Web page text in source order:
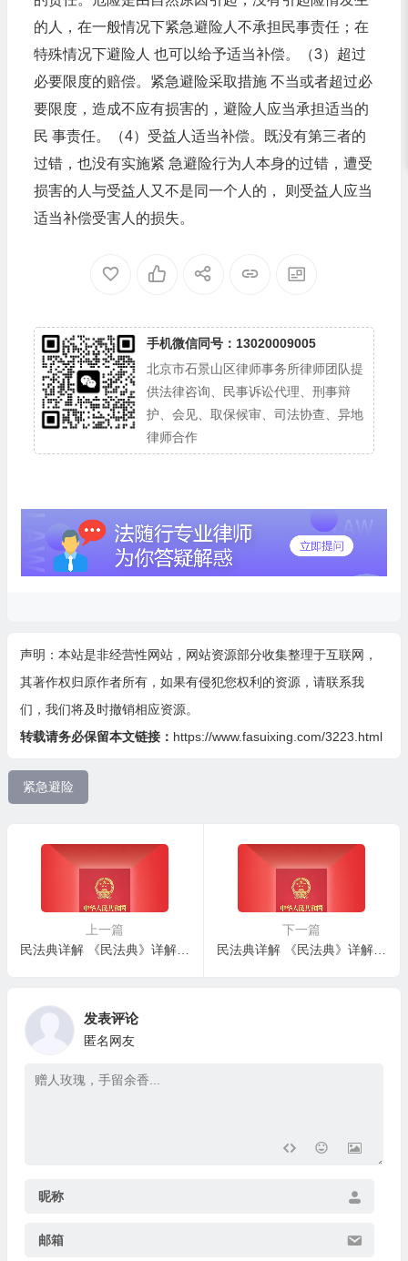
的人，在一般情况下紧急避险人不承担民事责任；在
特殊情况下避险人 也可以给予适当补偿。（3）超过
必要限度的赔偿。紧急避险采取措施 不当或者超过必
要限度，造成不应有损害的，避险人应当承担适当的
民 事责任。（4）受益人适当补偿。既没有第三者的
过错，也没有实施紧 急避险行为人本身的过错，遭受
损害的人与受益人又不是同一个人的， 则受益人应当
适当补偿受害人的损失。
手机微信同号：13020009005
北京市石景山区律师事务所律师团队提
供法律咨询、民事诉讼代理、刑事辩
护、会见、取保候审、司法协查、异地
律师合作
声明：本站是非经营性网站，网站资源部分收集整理于互联网，
其著作权归原作者所有，如果有侵犯您权利的资源，请联系我
们，我们将及时撤销相应资源。
转载请务必保留本文链接： https://www.fasuixing.com/3223.html
紧急避险
上一篇
民法典详解 《民法典》详解 – 第一百八十一条：正当防卫适用规则
下一篇
民法典详解 《民法典》详解 – 第一百八十三条：见义勇为受害人特别请求权
发表评论
匿名网友
昵称
邮箱